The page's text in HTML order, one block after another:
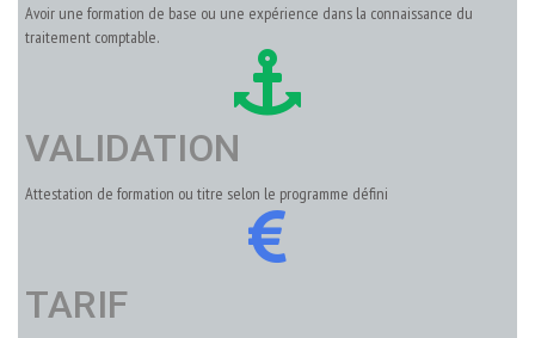
Avoir une formation de base ou une expérience dans la connaissance du
traitement comptable.
VALIDATION
Attestation de formation ou titre selon le programme défini
TARIF